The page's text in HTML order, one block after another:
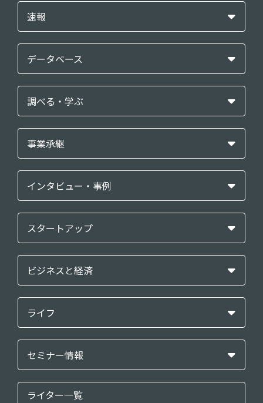
速報
データベース
調べる・学ぶ
事業承継
インタビュー・事例
スタートアップ
ビジネスと経済
ライフ
セミナー情報
ライター一覧